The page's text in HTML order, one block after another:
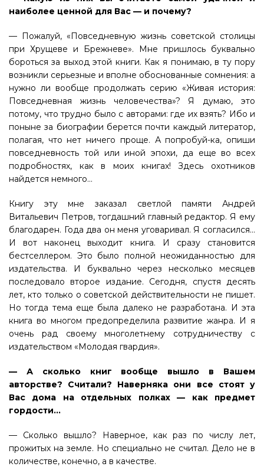
наиболее ценной для Вас — и почему?
— Пожалуй, «Повседневную жизнь советской столицы
при Хрущеве и Брежневе». Мне пришлось буквально
бороться за выход этой книги. Как я понимаю, в ту пору
возникли серьезные и вполне обоснованные сомнения: а
нужно ли вообще продолжать серию «Живая история:
Повседневная жизнь человечества»? Я думаю, это
потому, что трудно было с авторами: где их взять? Ибо и
поныне за биографии берется почти каждый литератор,
полагая, что нет ничего проще. А попробуй-ка, опиши
повседневность той или иной эпохи, да еще во всех
подробностях, как в моих книгах! Здесь охотников
найдется немного…
Книгу эту мне заказал светлой памяти Андрей
Витальевич Петров, тогдашний главный редактор. Я ему
благодарен. Года два он меня уговаривал. Я согласился…
И вот наконец выходит книга. И сразу становится
бестселлером. Это было полной неожиданностью для
издательства. И буквально через несколько месяцев
последовало второе издание. Сегодня, спустя десять
лет, кто только о советской действительности не пишет.
Но тогда тема еще была далеко не разработана. И эта
книга во многом предопределила развитие жанра. И я
очень рад своему многолетнему сотрудничеству с
издательством «Молодая гвардия».
— А сколько книг вообще вышло в Вашем
авторстве? Считали? Наверняка они все стоят у
Вас дома на отдельных полках — как предмет
гордости…
— Сколько вышло? Наверное, как раз по числу лет,
прожитых на земле. Но специально не считал. Дело не в
количестве, конечно, а в качестве.